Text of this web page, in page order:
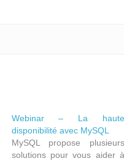
Webinar – La
disponibilité avec MySQL
MySQL propose
solutions pour vous aider